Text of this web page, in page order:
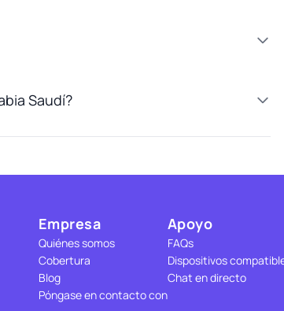
Saudí?
Empresa
Quiénes somos
Cobertura
Blog
Póngase en contacto con
Apoyo
FAQs
Dispositivos
Chat en directo